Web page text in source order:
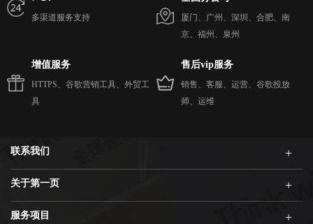
多渠道服务支持
厦门、广州、深圳、合肥、南
京、福州、泉州
增值服务
HTTPS、谷歌营销工具、外贸工
具
售后vip服务
销售、客服、运营、谷歌投放
师、运维
联系我们
关于第一页
服务项目